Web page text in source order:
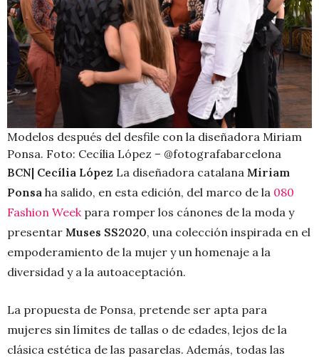
Modelos después del desfile con la diseñadora Miriam
Ponsa. Foto: Cecília López – @fotografabarcelona
BCN| Cecília López La diseñadora catalana Miriam
Ponsa ha salido, en esta edición, del marco de la 080
Fashion Weekpara romper los cánones de la moda y
presentar Muses SS2020, una colección inspirada en el
empoderamiento de la mujer y un homenaje a la
diversidad y a la autoaceptación.
La propuesta de Ponsa, pretende ser apta para
mujeres sin límites de tallas o de edades, lejos de la
clásica estética de las pasarelas. Además, todas las